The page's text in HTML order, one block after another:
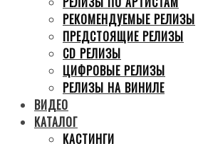
РЕКОМЕНДУЕМЫЕ РЕЛИЗЫ
ПРЕДСТОЯЩИЕ РЕЛИЗЫ
CD РЕЛИЗЫ
ЦИФРОВЫЕ РЕЛИЗЫ
РЕЛИЗЫ НА ВИНИЛЕ
ВИДЕО
КАТАЛОГ
КАСТИНГИ